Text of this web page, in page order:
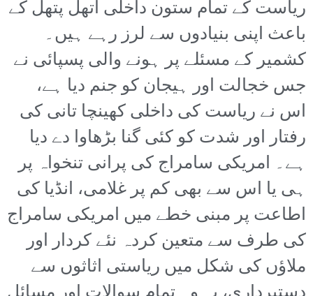
ریاست کے تمام ستون داخلی اتھل پتھل کے
باعث اپنی بنیادوں سے لرز رہے ہیں۔
کشمیر کے مسئلے پر ہونے والی پسپائی نے
جس خجالت اور ہیجان کو جنم دیا ہے،
اس نے ریاست کی داخلی کھینچا تانی کی
رفتار اور شدت کو کئی گنا بڑھاوا دے دیا
ہے۔ امریکی سامراج کی پرانی تنخواہ پر
ہی یا اس سے بھی کم پر غلامی، انڈیا کی
اطاعت پر مبنی خطے میں امریکی سامراج
کی طرف سے متعین کردہ نئے کردار اور
ملاؤں کی شکل میں ریاستی اثاثوں سے